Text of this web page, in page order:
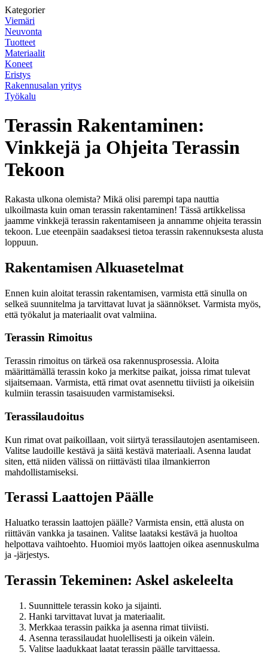
Kategorier
Viemäri
Neuvonta
Tuotteet
Materiaalit
Koneet
Eristys
Rakennusalan yritys
Työkalu
Terassin Rakentaminen:
Vinkkejä ja Ohjeita Terassin
Tekoon
Rakasta ulkona olemista? Mikä olisi parempi tapa nauttia
ulkoilmasta kuin oman terassin rakentaminen! Tässä artikkelissa
jaamme vinkkejä terassin rakentamiseen ja annamme ohjeita terassin
tekoon. Lue eteenpäin saadaksesi tietoa terassin rakennuksesta alusta
loppuun.
Rakentamisen Alkuasetelmat
Ennen kuin aloitat terassin rakentamisen, varmista että sinulla on
selkeä suunnitelma ja tarvittavat luvat ja säännökset. Varmista myös,
että työkalut ja materiaalit ovat valmiina.
Terassin Rimoitus
Terassin rimoitus on tärkeä osa rakennusprosessia. Aloita
määrittämällä terassin koko ja merkitse paikat, joissa rimat tulevat
sijaitsemaan. Varmista, että rimat ovat asennettu tiiviisti ja oikeisiin
kulmiin terassin tasaisuuden varmistamiseksi.
Terassilaudoitus
Kun rimat ovat paikoillaan, voit siirtyä terassilautojen asentamiseen.
Valitse laudoille kestävä ja säitä kestävä materiaali. Asenna laudat
siten, että niiden välissä on riittävästi tilaa ilmankierron
mahdollistamiseksi.
Terassi Laattojen Päälle
Haluatko terassin laattojen päälle? Varmista ensin, että alusta on
riittävän vankka ja tasainen. Valitse laataksi kestävä ja huoltoa
helpottava vaihtoehto. Huomioi myös laattojen oikea asennuskulma
ja -järjestys.
Terassin Tekeminen: Askel askeleelta
Suunnittele terassin koko ja sijainti.
Hanki tarvittavat luvat ja materiaalit.
Merkkaa terassin paikka ja asenna rimat tiiviisti.
Asenna terassilaudat huolellisesti ja oikein välein.
Valitse laadukkaat laatat terassin päälle tarvittaessa.